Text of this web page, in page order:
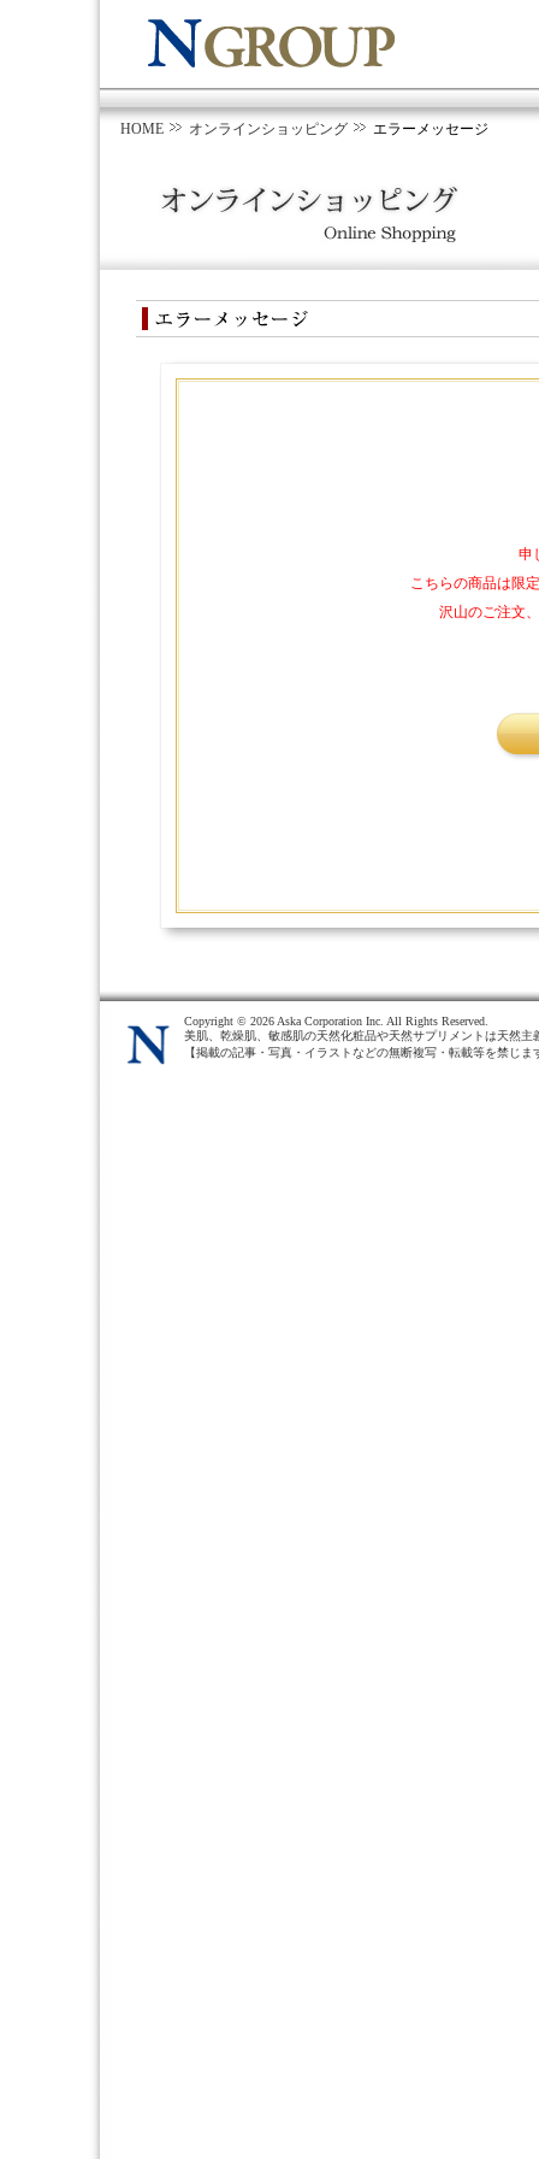
HOME オンラインショッピング エラーメッセージ
申
こちらの商品は限
沢山のご注文
Copyright © 2026 Aska Corporation Inc. All Rights Reserved.
美肌、乾燥肌、敏感肌の天然化粧品や天然サプリメントは天然主
【掲載の記事・写真・イラストなどの無断複写・転載等を禁じま